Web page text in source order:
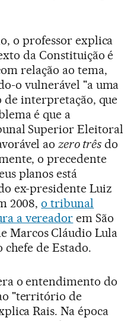
o professor explica
da Constituição é
relação ao tema,
o vulnerável "a uma
de interpretação, que
é que a
Superior Eleitoral
aozero três do
o precedente
planos está
ex-presidente Luiz
2008,o tribunal
a vereador em São
Marcos Cláudio Lula
de Estado.
o entendimento do
"território de
Rais. Na época